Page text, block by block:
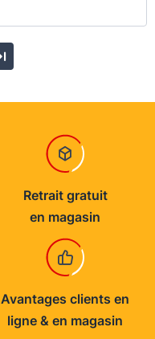
Retrait gratuit
en magasin
Avantages clients en
ligne & en magasin